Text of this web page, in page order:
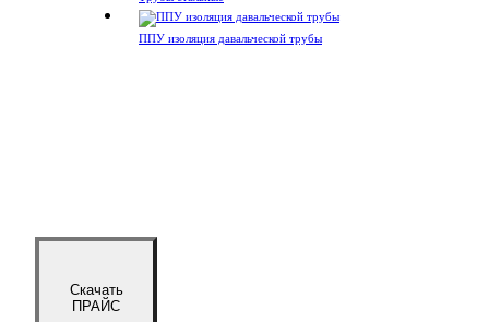
ППУ изоляция давальческой трубы
Скачать
ПРАЙС